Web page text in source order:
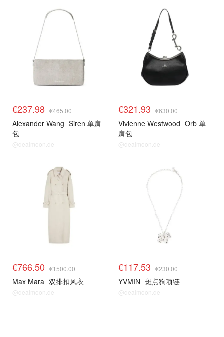
€237.98 €465.00
Alexander Wang Siren 单肩
包
@dealmoon.de
€321.93 €630.00
Vivienne Westwood Orb 单
肩包
@dealmoon.de
€766.50 €1500.00
Max Mara 双排扣风衣
@dealmoon.de
€117.53 €230.00
YVMIN 斑点狗项链
@dealmoon.de